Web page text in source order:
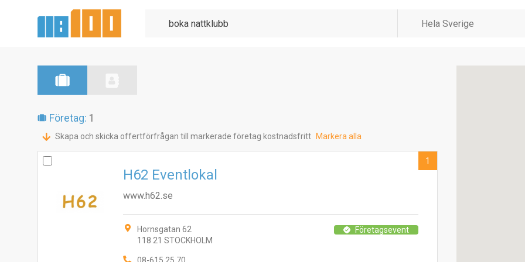
Företag: 1
Skapa och skicka offertförfrågan till markerade företag kostnadsfritt Markera alla
H62 Eventlokal
www.h62.se
Hornsgatan 62
118 21 STOCKHOLM
Företagsevent
1